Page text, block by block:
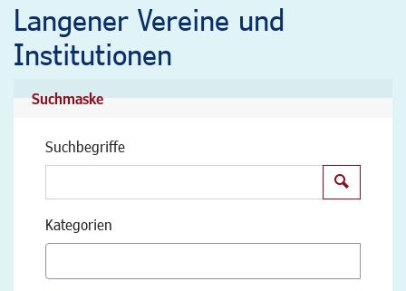
Langener Vereine und
Institutionen
Suchmaske
Suchbegriffe
Kategorien